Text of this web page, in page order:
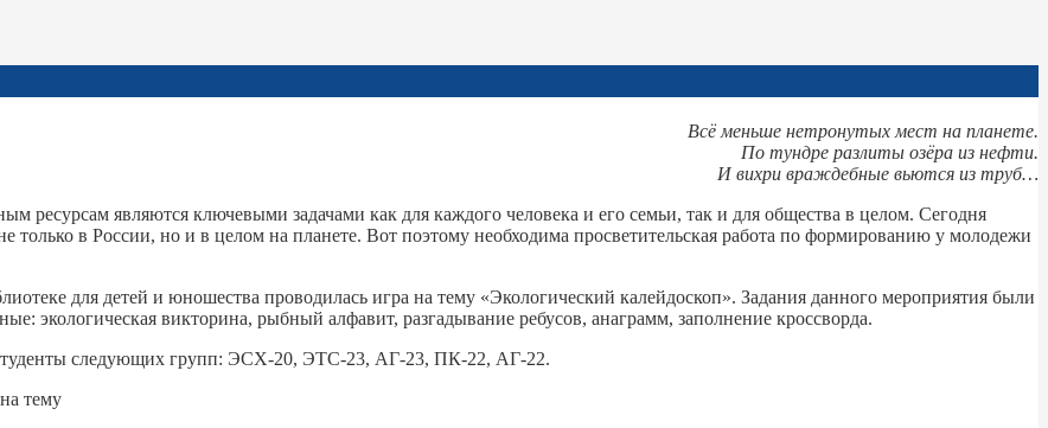
Всё меньше нетронутых мест на планете.
По тундре разлиты озёра из нефти.
И вихри враждебные вьются из труб…
являются ключевыми задачами как для каждого человека и его семьи, так и для общества в целом. Сегодня
только в России, но и в целом на планете. Вот поэтому необходима просветительская работа по формированию у молодежи
для детей и юношества проводилась игра на тему «Экологический калейдоскоп». Задания данного мероприятия были
экологическая викторина, рыбный алфавит, разгадывание ребусов, анаграмм, заполнение кроссворда.
следующих групп: ЭСХ-20, ЭТС-23, АГ-23, ПК-22, АГ-22.
тему